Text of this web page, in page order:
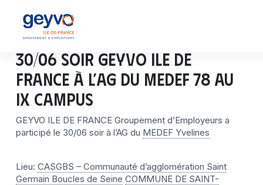
30/06 soir GEYVO ILE DE
FRANCE à l’AG du MEDEF 78 au
iX Campus
GEYVO ILE DE FRANCE Groupement d’Employeurs a
participé le 30/06 soir à l’AG du MEDEF Yvelines
Lieu: CASGBS – Communauté d’agglomération Saint
Germain Boucles de Seine COMMUNE DE SAINT-